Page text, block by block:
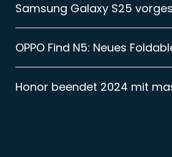
Samsung Galaxy S25
OPPO Find N5: Neues
Honor beendet 2024 mit